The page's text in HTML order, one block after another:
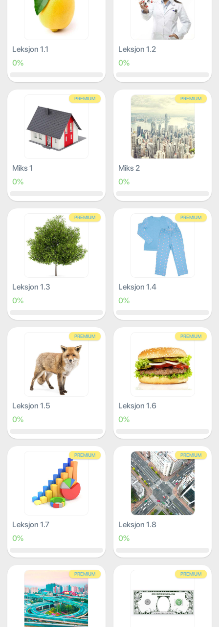
Leksjon 1.1
0%
Leksjon 1.2
0%
PREMIUM
Miks 1
0%
PREMIUM
Miks 2
0%
PREMIUM
Leksjon 1.3
0%
PREMIUM
Leksjon 1.4
0%
PREMIUM
Leksjon 1.5
0%
PREMIUM
Leksjon 1.6
0%
PREMIUM
Leksjon 1.7
0%
PREMIUM
Leksjon 1.8
0%
PREMIUM PREMIUM